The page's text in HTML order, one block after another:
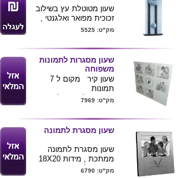
שעון מטוטלת עץ בשילוב
זכוכית מפואר ואלגנטי ,
מק"ט: 5525
שעון מסגרות לתמונות
משפוחה
שעון קיר מקום ל 7
תמונות
זכוכית חלבי גודל 32*32
הלקוח
מק"ט: 7969
שעון מסגרת לתמונה
שעון מסגרת לתמונה
ממתכת , מידות 18X20
מק"ט: 6790